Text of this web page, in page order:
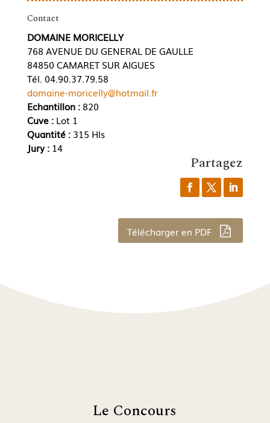
Contact
DOMAINE MORICELLY
768 AVENUE DU GENERAL DE GAULLE
84850 CAMARET SUR AIGUES
Tél. 04.90.37.79.58
domaine-moricelly@hotmail.fr
Echantillon :820
Cuve : Lot 1
Quantité : 315 Hls
Jury : 14
Partagez
Télécharger en PDF
Le Concours